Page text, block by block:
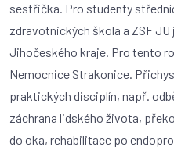
sestřička. Pro studenty
zdravotnických škola a ZSF
Jihočeského kraje. Pro tento
Nemocnice Strakonice.
praktických disciplín, např.
záchrana lidského života,
do oka, rehabilitace po